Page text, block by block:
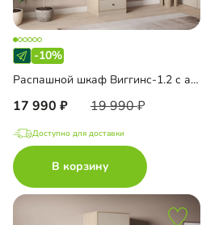
-10%
Распашной шкаф Виггинс-1.2 с антресолью
17 990 19 990
Доступно для доставки
В корзину